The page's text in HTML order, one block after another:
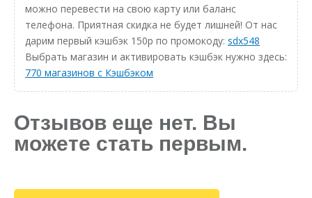
можно перевести на свою карту или баланс
телефона. Приятная скидка не будет лишней! От нас
дарим первый кэшбэк 150р по промокоду: sdx548
Выбрать магазин и активировать кэшбэк нужно здесь:
770 магазинов с Кэшбэком
Отзывов еще нет. Вы
можете стать первым.